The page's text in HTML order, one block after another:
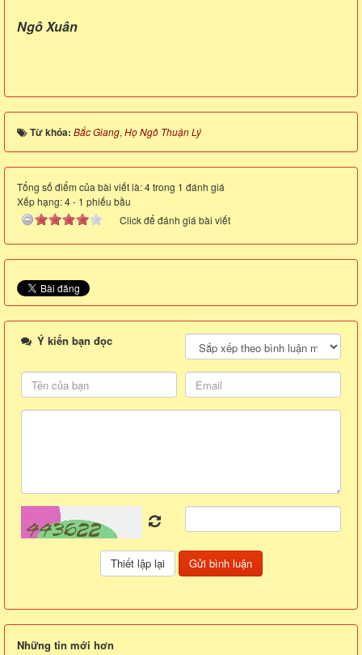
Ngô Xuân
Từ khóa: Bắc Giang, Họ Ngô Thuận Lý
Tổng số điểm của bài viết là: 4 trong 1 đánh giá
Xếp hạng:4- 1 phiếu bầu
Click để đánh giá bài viết
Ý kiến bạn đọc
Những tin mới hơn